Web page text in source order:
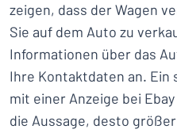
zeigen, dass der Wagen
Sie auf dem Auto zu
Informationen über das
Ihre Kontaktdaten an. Ein
mit einer Anzeige bei
die Aussage, desto